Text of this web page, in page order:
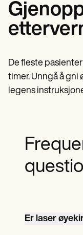
De fleste
timer. Unngå å gni
legens
Er laser